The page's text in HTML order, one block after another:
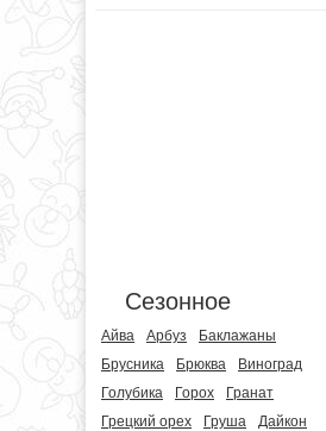
Сезонное
Айва Арбуз
Баклажаны
Брусника
Брюква
Виноград
Голубика
Горох
Гранат
Грецкий орех
Груша
Дайкон